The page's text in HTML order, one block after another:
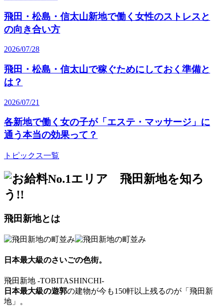
飛田・松島・信太山新地で働く女性のストレスと
の向き合い方
2026/07/28
飛田・松島・信太山で稼ぐためにしておく準備と
は？
2026/07/21
各新地で働く女の子が「エステ・マッサージ」に
通う本当の効果って？
トピックス一覧
飛田新地とは
日本最大級のさいごの色街。
飛田新地 -TOBITASHINCHI-
日本最大級の遊郭の建物が今も150軒以上残るのが「飛田新
地」。